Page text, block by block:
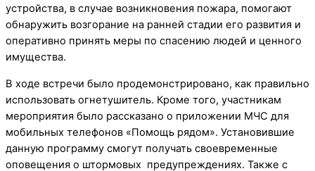
устройства, в случае возникновения пожара, помогают
обнаружить возгорание на ранней стадии его развития и
оперативно принять меры по спасению людей и ценного
имущества.
В ходе встречи было продемонстрировано, как правильно
использовать огнетушитель. Кроме того, участникам
мероприятия было рассказано о приложении МЧС для
мобильных телефонов «Помощь рядом». Установившие
данную программу смогут получать своевременные
оповещения о штормовых предупреждениях. Также с